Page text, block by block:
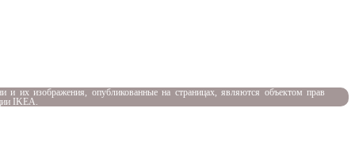
изображения, опубликованные на страницах, являются объектом прав
IKEA.